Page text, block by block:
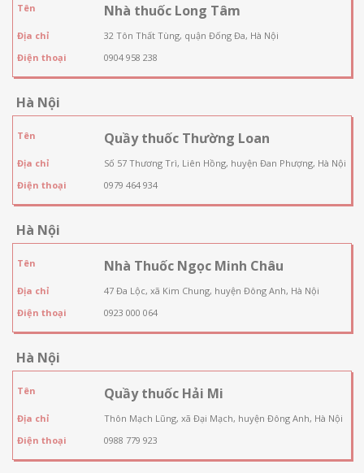
Tên Nhà thuốc Long Tâm
Địa chỉ
32 Tôn Thất Tùng, quận Đống Đa, Hà Nội
Điện thoại
0904 958 238
Hà Nội
Tên Quầy thuốc Thường Loan
Địa chỉ
Số 57 Thương Trì, Liên Hồng, huyện Đan Phượng, Hà Nội
Điện thoại
0979 464 934
Hà Nội
Tên Nhà Thuốc Ngọc Minh Châu
Địa chỉ
47 Đa Lộc, xã Kim Chung, huyện Đông Anh, Hà Nội
Điện thoại
0923 000 064
Hà Nội
Tên Quầy thuốc Hải Mi
Địa chỉ
Thôn Mạch Lũng, xã Đại Mạch, huyện Đông Anh, Hà Nội
Điện thoại
0988 779 923